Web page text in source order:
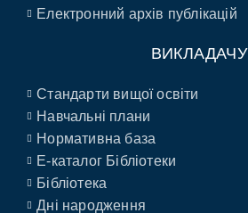
Електронний архів публікацій
ВИКЛАДАЧУ
Стандарти вищої освіти
Навчальні плани
Нормативна база
E-каталог Бібліотеки
Бібліотека
Дні народження